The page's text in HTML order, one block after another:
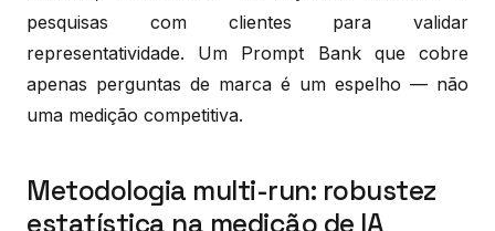
pesquisas com clientes para validar
representatividade. Um Prompt Bank que cobre
apenas perguntas de marca é um espelho — não
uma medição competitiva.
Metodologia multi-run: robustez
estatística na medição de IA